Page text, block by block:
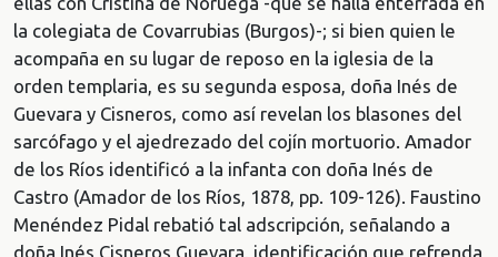
la colegiata de Covarrubias (Burgos)-; si bien quien le
acompaña en su lugar de reposo en la iglesia de la
orden templaria, es su segunda esposa, doña Inés de
Guevara y Cisneros, como así revelan los blasones del
sarcófago y el ajedrezado del cojín mortuorio. Amador
de los Ríos identificó a la infanta con doña Inés de
Castro (Amador de los Ríos, 1878, pp. 109-126). Faustino
Menéndez Pidal rebatió tal adscripción, señalando a
doña Inés Cisneros Guevara, identificación que refrenda